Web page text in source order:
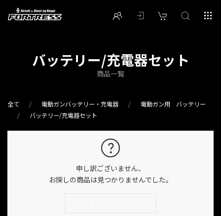
バッテリー/充電器セット
商品一覧
全て 電動ガンバッテリー・充電器
電動ガン用 バッテリー
バッテリー/充電器セット
申し訳ございません、
お探しの商品は見つかりませんでした。